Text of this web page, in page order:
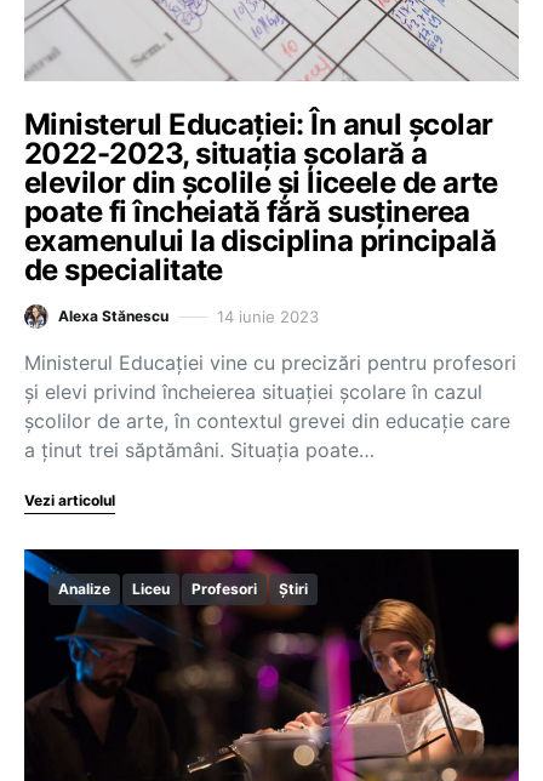
Ministerul Educației: În anul școlar
2022-2023, situația școlară a
elevilor din școlile și liceele de arte
poate fi încheiată fără susținerea
examenului la disciplina principală
de specialitate
Alexa Stănescu 14 iunie 2023
Ministerul Educației vine cu precizări pentru profesori
și elevi privind încheierea situației școlare în cazul
școlilor de arte, în contextul grevei din educație care
a ținut trei săptămâni. Situația poate…
Vezi articolul
Analize Liceu Profesori Știri